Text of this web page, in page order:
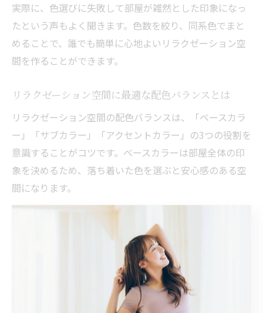
実際に、色選びに失敗して部屋が雑然とした印象になっ
たという声もよく聞きます。色数を絞り、同系色でまと
めることで、誰でも簡単に心地よいリラクゼーション空
間を作ることができます。
リラクゼーション空間に最適な配色バランスとは
リラクゼーション空間の配色バランスは、「ベースカラ
ー」「サブカラー」「アクセントカラー」の3つの役割を
意識することがコツです。ベースカラーは部屋全体の印
象を決めるため、落ち着いた色を選ぶと安心感のある空
間になります。
サブカラーにはベースカラーと調和する色を選び、家具
やカーテン、ラグなどに使うと統一感が生まれます。ア
クセントカラーは小物やインテリアグッズで取り入れる
ことで、空間に個性やおしゃれさをプラスできます。
よくある失敗例として、アクセントカラーを多用しすぎ
てしまい落ち着かない空間になってしまうケースがあり